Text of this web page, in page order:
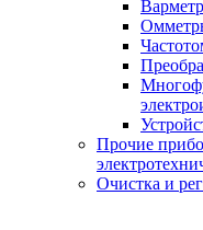
Прочие
Очистка и